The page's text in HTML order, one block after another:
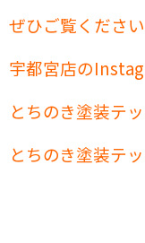
ぜひご覧くださ
宇都宮店の
とちのき塗装テ
とちのき塗装テ